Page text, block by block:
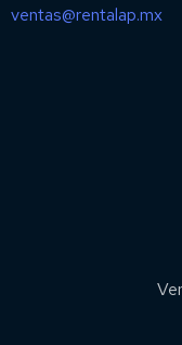
ventas@rentalap.mx